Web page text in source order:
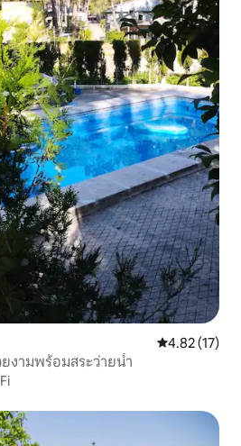
คะแนนเฉลี่ย
4.82 (17)
งามพร้อมสระว่ายน้ำ